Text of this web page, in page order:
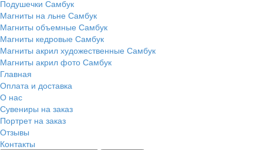
Подушечки Самбук
Магниты на льне Самбук
Магниты объемные Самбук
Магниты кедровые Самбук
Магниты акрил художественные Самбук
Магниты акрил фото Самбук
Главная
Оплата и доставка
О нас
Сувениры на заказ
Портрет на заказ
Отзывы
Контакты